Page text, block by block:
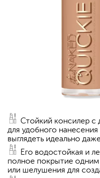
Стойкий консилер с
для удобного
выглядеть идеально
Его водостойкая и
полное покрытие
или шелушения для